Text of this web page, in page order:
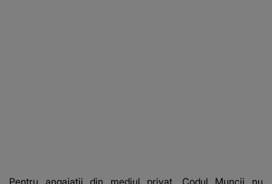
Pentru angajații din mediul privat, Codul Muncii nu